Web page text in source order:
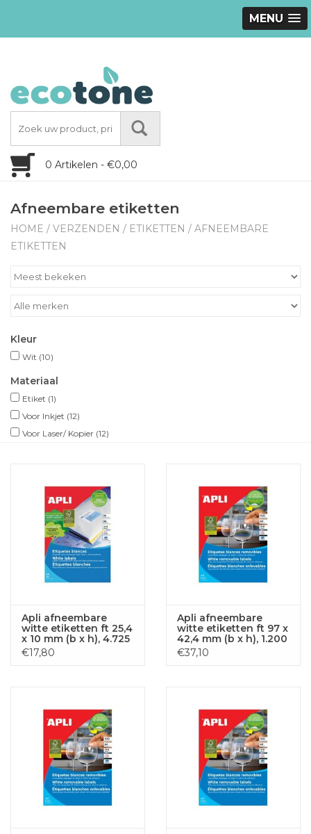
MENU
0 Artikelen - €0,00
Afneembare etiketten
HOME / VERZENDEN / ETIKETTEN / AFNEEMBARE
ETIKETTEN
Kleur
Wit (10)
Materiaal
Etiket (1)
Voor Inkjet (12)
Voor Laser/ Kopier (12)
Apli afneembare
witte etiketten ft 25,4
x 10 mm (b x h), 4.725
stuks, 189 per blad
etui van 25 blad
€17,80
Apli afneembare
witte etiketten ft 97 x
42,4 mm (b x h), 1.200
stuks, 12 per blad
(3057)
€37,10